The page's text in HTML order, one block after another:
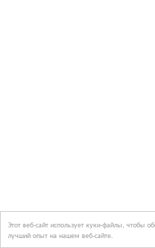
Этот веб-сайт использует куки-файлы, чтобы
лучший опыт на нашем веб-сайте.